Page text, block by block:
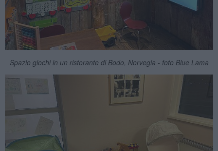
Spazio giochi in un ristorante di Bodo, Norvegia - foto Blue Lama